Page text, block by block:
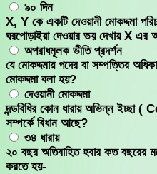
৯০ দিন
X, Y কে একটি দেওয়ানী মোকদ্দমা
ঘরপোড়াইয়া দেওয়ার ভয় দেখায় X এর
অপরাধমূলক ভীতি প্রদর্শন
যে মোকদ্দমায় পদের বা সম্পত্তির
মোকদ্দমা বলা হয়?
দেওয়ানী মোকদ্দমা
দন্ডবিধির কোন ধারায় অভিন্ন
সম্পর্কে বিধান আছে?
৩৪ ধারায়
২০ বছর অতিবাহিত হবার কত বছরের
করতে হয়-